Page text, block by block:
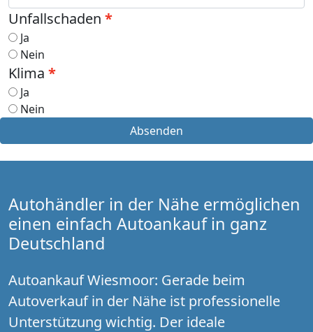
Unfallschaden
Ja
Nein
Klima
Ja
Nein
Absenden
Autohändler in der Nähe ermöglichen
einen einfach Autoankauf in ganz
Deutschland
Autoankauf Wiesmoor: Gerade beim
Autoverkauf in der Nähe ist professionelle
Unterstützung wichtig. Der ideale